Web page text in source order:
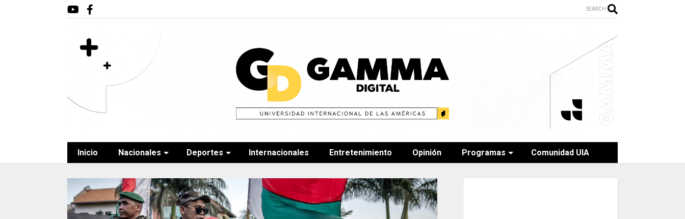
SEARCH
Inicio Nacionales Deportes Internacionales Entretenimiento Opinión Programas Comunidad UIA